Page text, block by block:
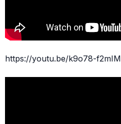
https://youtu.be/k9o78-f2mIM